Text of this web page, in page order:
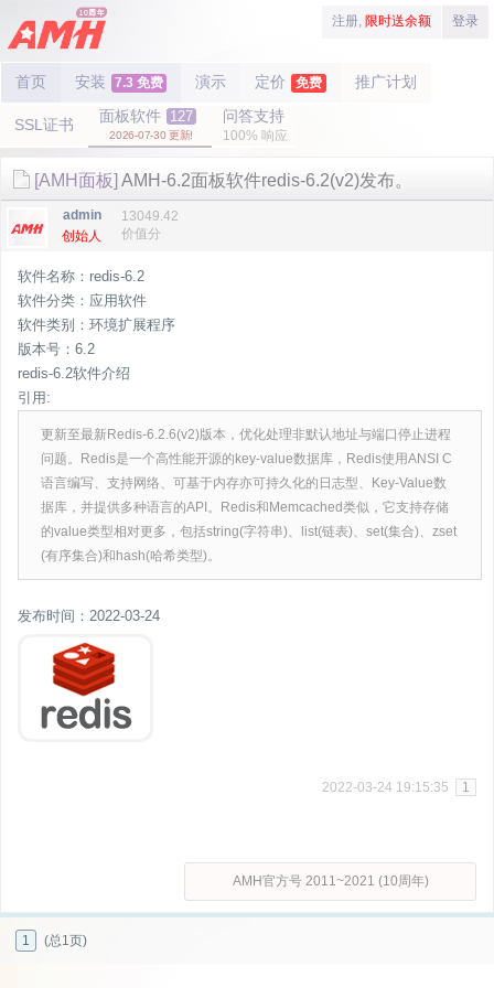
注册, 限时送余额 登录
首页 安装 7.3 免费 演示 定价 免费 推广计划
SSL证书 面板软件 127
2026-07-30 更新!
问答支持
100% 响应
[AMH面板] AMH-6.2面板软件redis-6.2(v2)发布。
admin
创始人
13049.42
价值分
软件名称：redis-6.2
软件分类：应用软件
软件类别：环境扩展程序
版本号：6.2
redis-6.2软件介绍
引用:
更新至最新Redis-6.2.6(v2)版本，优化处理非默认地址与端口停止进程
问题。Redis是一个高性能开源的key-value数据库，Redis使用ANSI C
语言编写、支持网络、可基于内存亦可持久化的日志型、Key-Value数
据库，并提供多种语言的API。Redis和Memcached类似，它支持存储
的value类型相对更多，包括string(字符串)、list(链表)、set(集合)、zset
(有序集合)和hash(哈希类型)。
发布时间：2022-03-24
2022-03-24 19:15:35 1
AMH官方号 2011~2021 (10周年)
1 (总1页)